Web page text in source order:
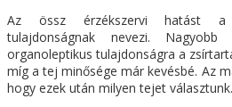
Az össz érzékszervi hatást a
tulajdonságnak nevezi.
organoleptikus tulajdonságra a
míg a tej minősége már kevésbé. Az
hogy ezek után milyen tejet választunk.